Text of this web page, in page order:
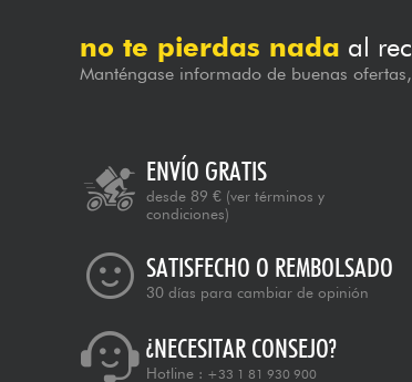
no te pierdas nada al
Manténgase informado de buenas
ENVÍO GRATIS
desde 89 € (ver términos y
condiciones)
SATISFECHO O REMBOLSADO
30 días para cambiar de opinión
¿NECESITAR CONSEJO?
Hotline : +33 1 81 930 900